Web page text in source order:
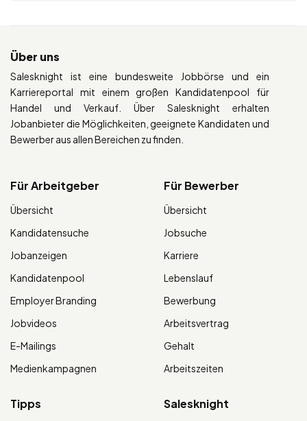
Über uns
Salesknight ist eine bundesweite Jobbörse und ein
Karriereportal mit einem großen Kandidatenpool für
Handel und Verkauf. Über Salesknight erhalten
Jobanbieter die Möglichkeiten, geeignete Kandidaten und
Bewerber aus allen Bereichen zu finden.
Für Arbeitgeber
Übersicht
Kandidatensuche
Jobanzeigen
Kandidatenpool
Employer Branding
Jobvideos
E-Mailings
Medienkampagnen
Für Bewerber
Übersicht
Jobsuche
Karriere
Lebenslauf
Bewerbung
Arbeitsvertrag
Gehalt
Arbeitszeiten
Tipps Salesknight